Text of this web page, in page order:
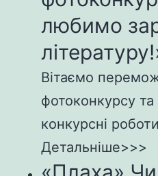
любимо
Вітаємо
фотоконкурсу та
конкурсні
Детальніше>>>